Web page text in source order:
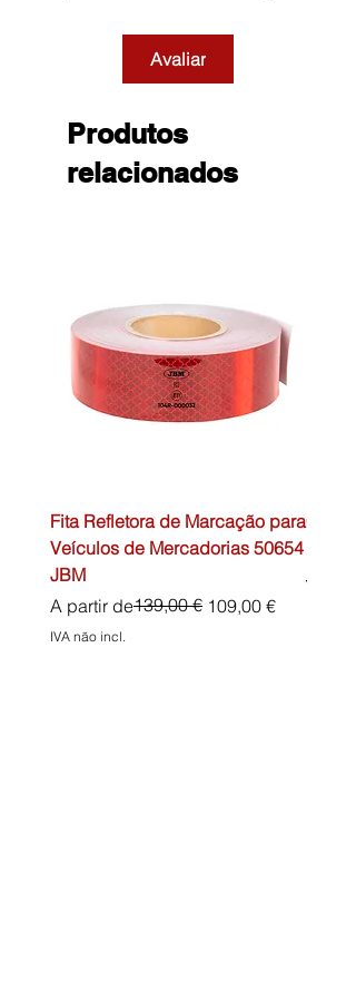
Avaliar
Produtos
relacionados
Fita Refletora de Marcação para
Veículos de Mercadorias 50654
JBM
A partir de
Preço normal139,00 € 109,00 €
Preço promocional
IVA não incl.
Preço
45,00 €